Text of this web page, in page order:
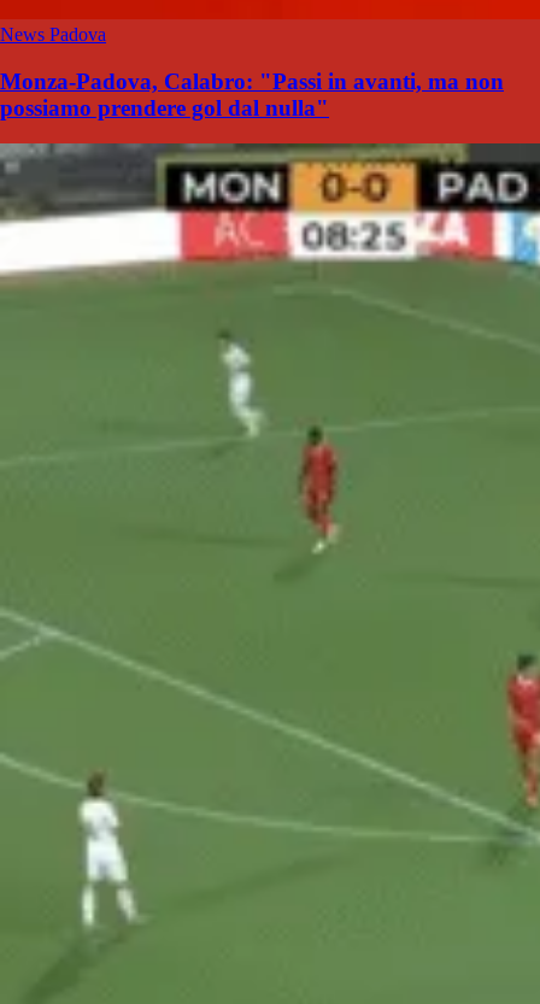
News Padova
Monza-Padova, Calabro: "Passi in avanti, ma non
possiamo prendere gol dal nulla"